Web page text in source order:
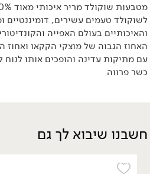
84.90
₪/ יח׳
מטבעות שוקולד מריר
מטבעות שוקולד מריר איכותי מאוד 70% מוצקי קקאו של חברת Lubeca.
לשוקולד טעמים עשירים,
והאיכותיים בעולם האפייה
האחוז הגבוה של מוצקי הקקאו ואחוז
עם מתיקות עדינה והופכים אותו
כשר פרווה
חשבנו שיבוא לך גם